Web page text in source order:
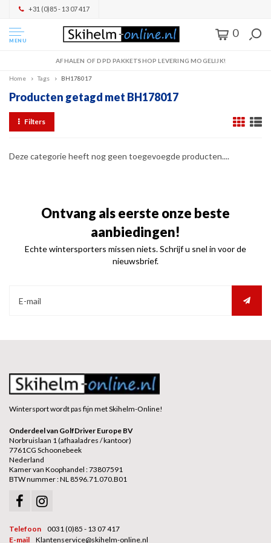
+31 (0)85 - 13 07 417
MENU
0
AFHALEN OF DPD PAKKETSHOP LEVERING MOGELIJK!
Home Tags BH178017
Producten getagd met BH178017
Filters
Deze categorie heeft nog geen toegevoegde producten....
Ontvang als eerste onze beste
aanbiedingen!
Echte wintersporters missen niets. Schrijf u snel in voor de
nieuwsbrief.
Wintersport wordt pas fijn met Skihelm-Online!
Onderdeel van GolfDriver Europe BV
Norbruislaan 1 (afhaaladres / kantoor)
7761CG Schoonebeek
Nederland
Kamer van Koophandel : 73807591
BTW nummer : NL 8596.71.070.B01
Telefoon
0031 (0)85 - 13 07 417
E-mail
Klantenservice@skihelm-online.nl